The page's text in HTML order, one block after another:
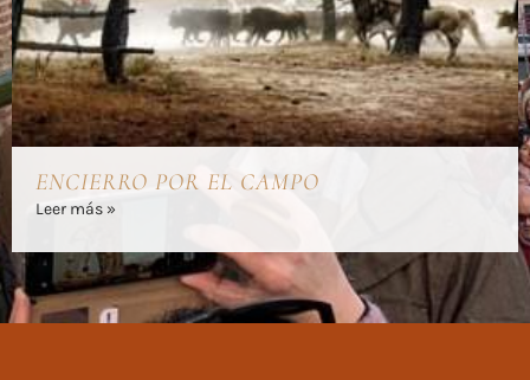
ENCIERRO POR EL CAMPO
Leer más »